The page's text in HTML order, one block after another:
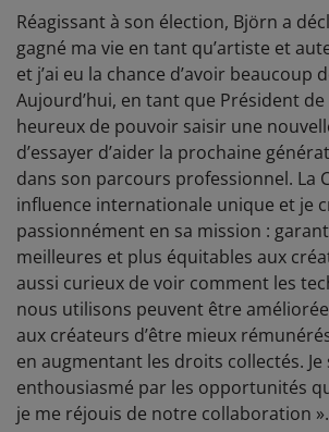
Réagissant à son élection, Björn a
gagné ma vie en tant qu’artiste et
et j’ai eu la chance d’avoir beaucoup
Aujourd’hui, en tant que Président de
heureux de pouvoir saisir une
d’essayer d’aider la prochaine
dans son parcours professionnel. La
influence internationale unique et je
passionnément en sa mission :
meilleures et plus équitables aux
aussi curieux de voir comment les
nous utilisons peuvent être
aux créateurs d’être mieux
en augmentant les droits collectés. Je
enthousiasmé par les opportunités
je me réjouis de notre collaboration ».